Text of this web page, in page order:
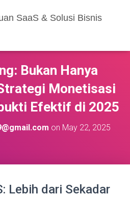
SaaS & Solusi Bisnis
Bukan Hanya
Monetisasi
Efektif di 2025
on May 22, 2025
Lebih dari Sekadar